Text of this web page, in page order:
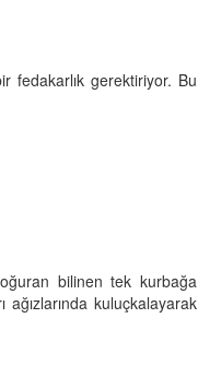
fedakarlık gerektiriyor. Bu
bilinen tek kurbağa
kuluçkalayarak